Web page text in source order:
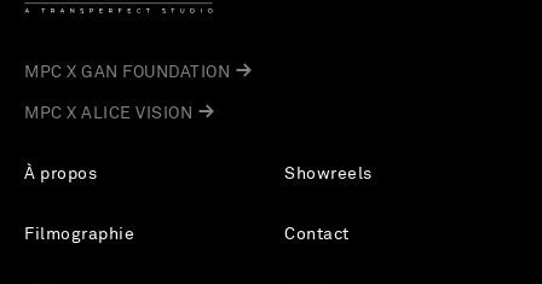
À propos
Filmographie
Showreels
Contact
MPC X GAN FOUNDATION
MPC X ALICE VISION